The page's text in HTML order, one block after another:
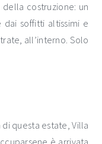
costruzione: un
dai soffitti altissimi e
all’interno. Solo
questa estate, Villa
è arrivata